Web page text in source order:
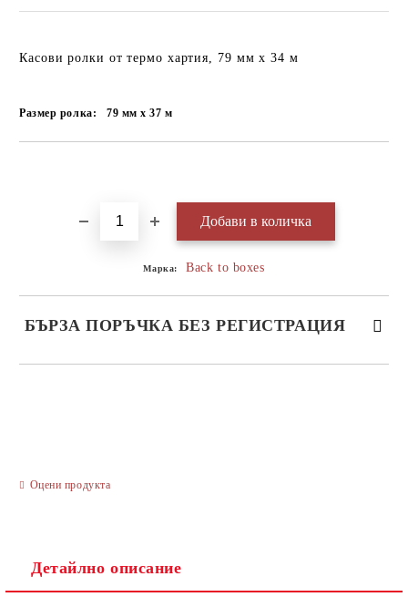
Касови ролки от термо хартия, 79 мм х 34 м
Размер ролка: 79 мм х 37 м
Марка: Back to boxes
БЪРЗА ПОРЪЧКА БЕЗ РЕГИСТРАЦИЯ
Оцени продукта
Детайлно описание